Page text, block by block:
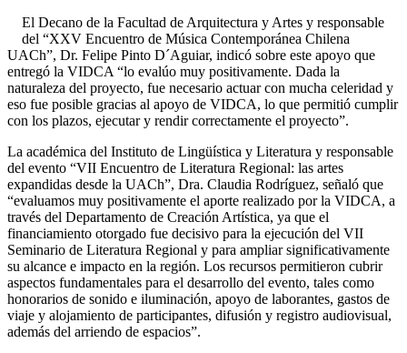
El Decano de la Facultad de Arquitectura y Artes y responsable
del “XXV Encuentro de Música Contemporánea Chilena
UACh”, Dr. Felipe Pinto D´Aguiar, indicó sobre este apoyo que
entregó la VIDCA “lo evalúo muy positivamente. Dada la
naturaleza del proyecto, fue necesario actuar con mucha celeridad y
eso fue posible gracias al apoyo de VIDCA, lo que permitió cumplir
con los plazos, ejecutar y rendir correctamente el proyecto”.
La académica del Instituto de Lingüística y Literatura y responsable
del evento “VII Encuentro de Literatura Regional: las artes
expandidas desde la UACh”, Dra. Claudia Rodríguez, señaló que
“evaluamos muy positivamente el aporte realizado por la VIDCA, a
través del Departamento de Creación Artística, ya que el
financiamiento otorgado fue decisivo para la ejecución del VII
Seminario de Literatura Regional y para ampliar significativamente
su alcance e impacto en la región. Los recursos permitieron cubrir
aspectos fundamentales para el desarrollo del evento, tales como
honorarios de sonido e iluminación, apoyo de laborantes, gastos de
viaje y alojamiento de participantes, difusión y registro audiovisual,
además del arriendo de espacios”.